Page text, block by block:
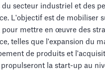
du secteur industriel et des
L'objectif est de mobiliser
pour mettre en œuvre des
telles que l'expansion du
de produits et
propulseront la start-up au